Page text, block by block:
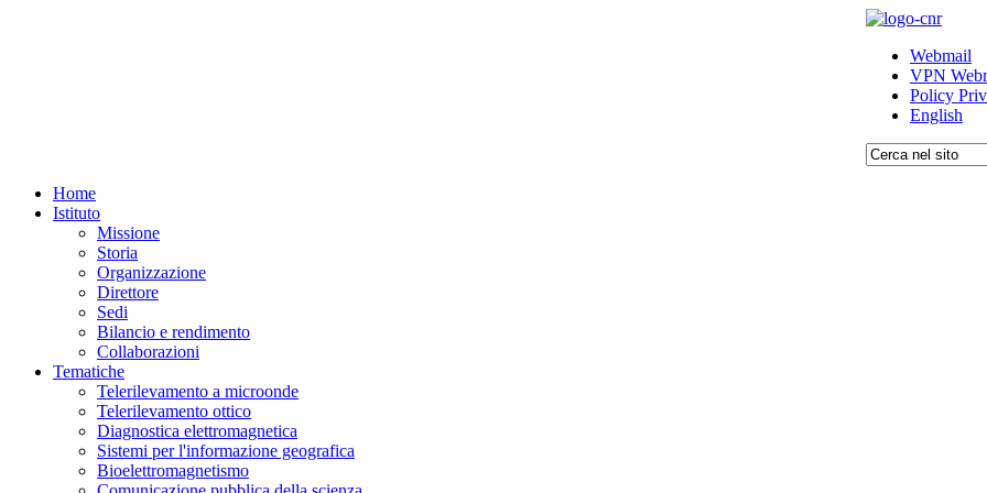
Webmail
VPN
Policy
English
Home
Istituto
Missione
Storia
Organizzazione
Direttore
Sedi
Bilancio e rendimento
Collaborazioni
Tematiche
Telerilevamento a microonde
Telerilevamento ottico
Diagnostica elettromagnetica
Sistemi per l'informazione geografica
Bioelettromagnetismo